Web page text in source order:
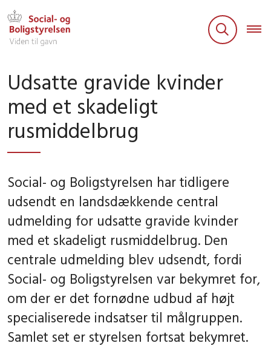
Udsatte gravide kvinder
med et skadeligt
rusmiddelbrug
Social- og Boligstyrelsen har tidligere
udsendt en landsdækkende central
udmelding for udsatte gravide kvinder
med et skadeligt rusmiddelbrug. Den
centrale udmelding blev udsendt, fordi
Social- og Boligstyrelsen var bekymret for,
om der er det fornødne udbud af højt
specialiserede indsatser til målgruppen.
Samlet set er styrelsen fortsat bekymret.